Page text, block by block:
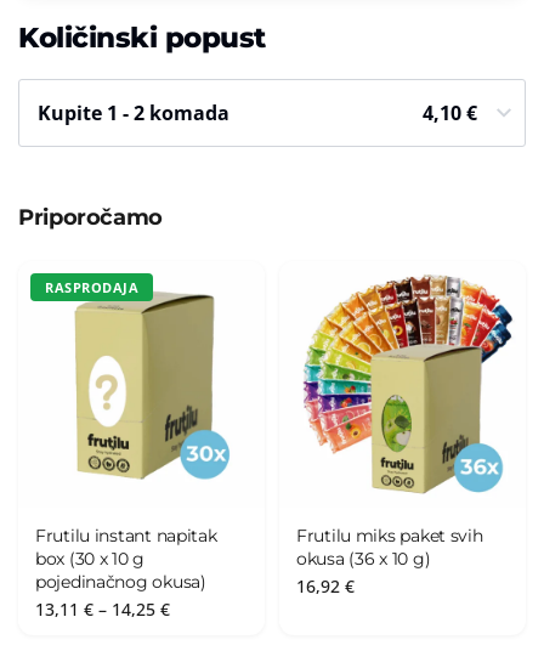
Količinski popust
Kupite 1 - 2 komada 4,10€
Priporočamo
RASPRODAJA
Frutilu instant napitak
box (30 x 10 g
pojedinačnog okusa)
13,11 € – 14,25 €Raspon
Frutilu miks paket svih
okusa (36 x 10 g)
16,92 €